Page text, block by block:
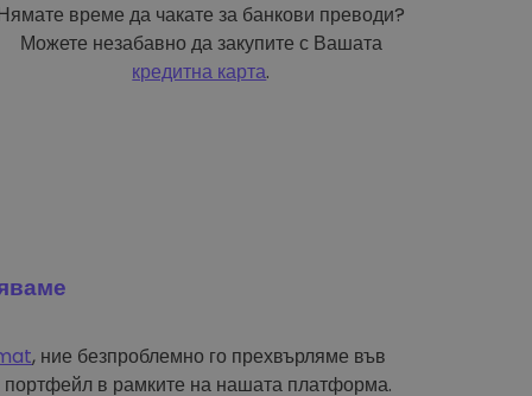
време да чакате за банкови преводи?
Можете незабавно да закупите с Вашата
кредитна карта.
, ние безпроблемно го прехвърляме във
в рамките на нашата платформа.